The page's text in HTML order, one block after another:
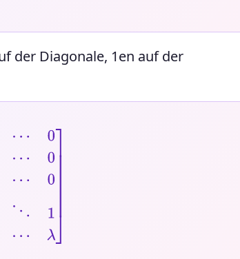
der Diagonale, 1en auf der
⋮ ⋮ ⋱1